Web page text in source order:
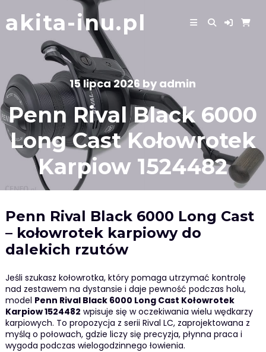
to
content
akita-inu.pl
15 lipca 2026 by admin
Penn Rival Black 6000
Long Cast Kołowrotek
Karpiow 1524482
Penn Rival Black 6000 Long Cast
– kołowrotek karpiowy do
dalekich rzutów
Jeśli szukasz kołowrotka, który pomaga utrzymać kontrolę
nad zestawem na dystansie i daje pewność podczas holu,
model Penn Rival Black 6000 Long Cast Kołowrotek
Karpiow 1524482 wpisuje się w oczekiwania wielu wędkarzy
karpiowych. To propozycja z serii Rival LC, zaprojektowana z
myślą o połowach, gdzie liczy się precyzja, płynna praca i
wygoda podczas wielogodzinnego łowienia.